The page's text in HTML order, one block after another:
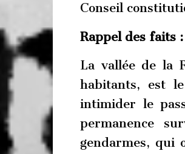
Conseil
Rappel des faits :
La vallée de la
habitants, est
intimider le
permanence
gendarmes, qui